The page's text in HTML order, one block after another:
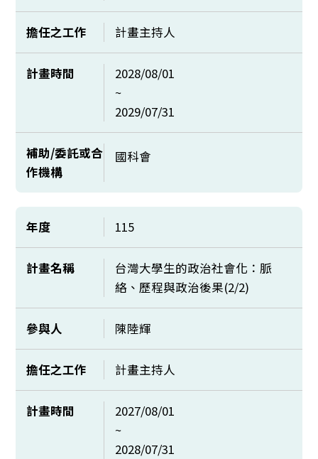
擔任之工作 計畫主持人
計畫時間
2028/08/01
~
2029/07/31
補助/委託或合
作機構
國科會
年度 115
計畫名稱
台灣大學生的政治社會化：脈
絡、歷程與政治後果(2/2)
參與人 陳陸輝
擔任之工作 計畫主持人
計畫時間
2027/08/01
~
2028/07/31